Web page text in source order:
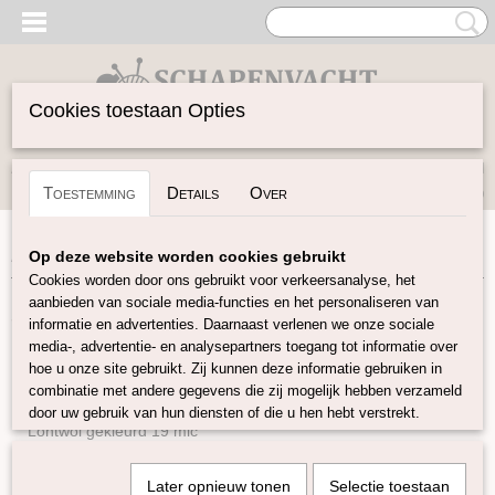
Inloggen Registreren
(0)
Home>Spinwol>Kleurenset>Melange box
Spinwol
Lontwol Natuurlijke kleuren
Lontwol gekleurd 14,5 mic
Lontwol gekleurd 19 mic
Lontwol Melange 19 mic
Lontwol 19 mic/zijde melange
Cookies toestaan Opties
Toestemming Details Over
Op deze website worden cookies gebruikt
Cookies worden door ons gebruikt voor verkeersanalyse, het
aanbieden van sociale media-functies en het personaliseren van
informatie en advertenties. Daarnaast verlenen we onze sociale
media-, advertentie- en analysepartners toegang tot informatie over
hoe u onze site gebruikt. Zij kunnen deze informatie gebruiken in
combinatie met andere gegevens die zij mogelijk hebben verzameld
door uw gebruik van hun diensten of die u hen hebt verstrekt.
Later opnieuw tonen Selectie toestaan